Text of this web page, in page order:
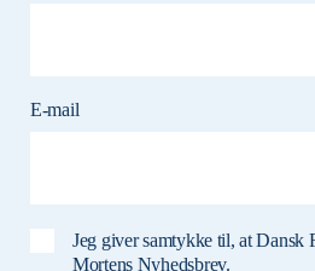
E-mail
Jeg giver samtykke til, at Dansk
Mortens Nyhedsbrev.